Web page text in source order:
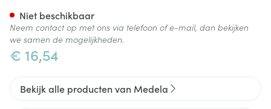
€ 16,54
Niet beschikbaar
Neem contact op met ons via telefoon of e-mail, dan bekijken
we samen de mogelijkheden.
Bekijk alle producten van Medela